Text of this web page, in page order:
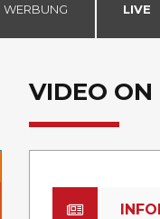
WERBUNG LIVE
VIDEO